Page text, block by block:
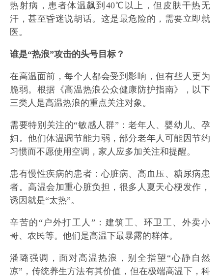
热射病，患者体温飙到40℃以上，但皮肤干热无
汗，甚至昏迷说胡话。这是最危险的，需要立即就
医。
谁是“热浪”攻击的头号目标？
在高温面前，每个人都会受到影响，但有些人更为
脆弱。根据《高温热浪公众健康防护指南》，以下
三类人是高温热浪的重点关注对象。
需要特别关注的“敏感人群”：老年人、婴幼儿、孕
妇。他们体温调节能力弱，部分老年人可能因节约
习惯而不愿使用空调，家人应多加关注和提醒。
患有慢性疾病的患者：心脏病、高血压、糖尿病患
者。高温会加重心脏负担，很多人夏天心梗发作，
诱因就是“太热”。
辛苦的“户外打工人”：建筑工、环卫工、外卖小
哥、农民等。他们是高温下最暴露的群体。
潘璐强调，面对高温热浪，别全指望“心静自然
凉”，传统养生方法有其价值，但在极端高温下，科